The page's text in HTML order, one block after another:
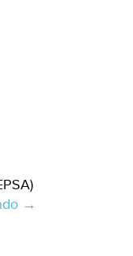
CDMX:
→